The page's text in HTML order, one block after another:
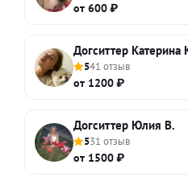
от 600 ₽
Догситтер Катерина
541 отзыв
от 1200 ₽
Догситтер Юлия В.
531 отзыв
от 1500 ₽